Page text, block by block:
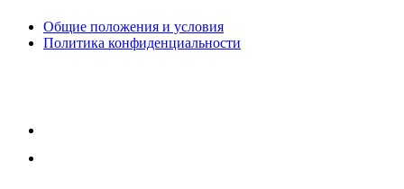
Общие положения и условия
Политика конфиденциальности